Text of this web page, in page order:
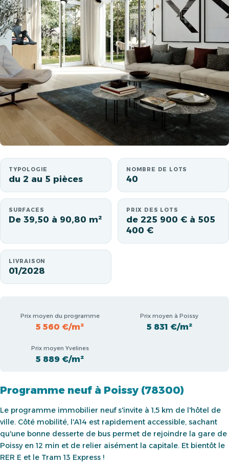
TYPOLOGIE
du 2 au 5 pièces
NOMBRE DE LOTS
40
SURFACES
De 39,50 à 90,80 m²
PRIX DES LOTS
de 225 900 € à 505
400 €
LIVRAISON
01/2028
Prix moyen du programme
5 560 €/m²
Prix moyen à Poissy
5 831 €/m²
Prix moyen Yvelines
5 889 €/m²
Programme neuf à Poissy (78300)
Le programme immobilier neuf s'invite à 1,5 km de l'hôtel de
ville. Côté mobilité, l'A14 est rapidement accessible, sachant
qu'une bonne desserte de bus permet de rejoindre la gare de
Poissy en 12 min et de relier aisément la capitale. Et bientôt le
RER E et le Tram 13 Express !